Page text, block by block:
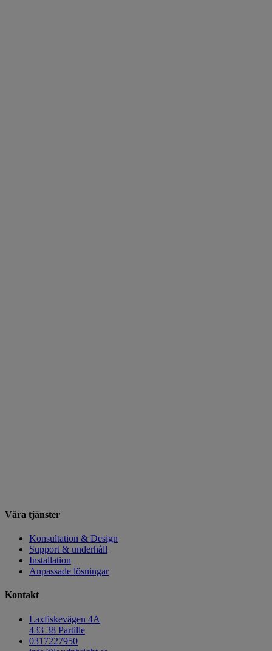
Våra tjänster
Konsultation & Design
Support & underhåll
Installation
Anpassade lösningar
Kontakt
Laxfiskevägen 4A
433 38 Partille
0317227950